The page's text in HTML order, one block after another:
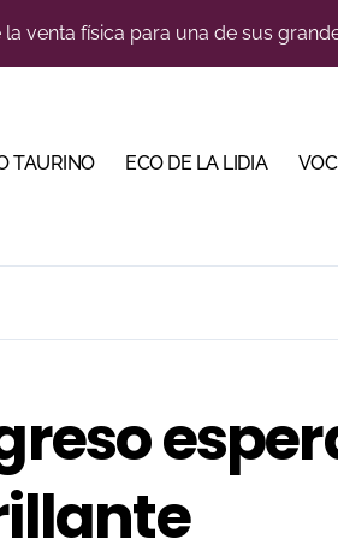
sitio con una gran faena y dos orejas
en una noche de recortes,
abren la Puerta Grande en una
marcan la jornada con Julio
García Jiménez cerrará la temporada
TAURINO ECO DE LA LIDIA